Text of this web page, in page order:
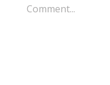
Comment